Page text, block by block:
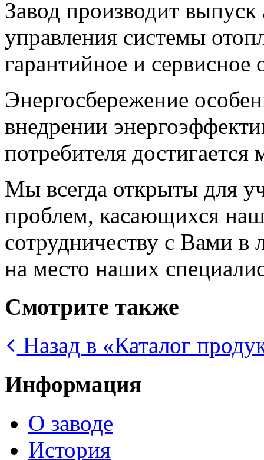
Завод производит
управления системы
гарантийное и сервисное
Энергосбережение
внедрении
потребителя
Мы всегда открыты для
проблем, касающихся
сотрудничеству с Вами
на место наших
Смотрите также
Назад в «Каталог
Информация
О заводе
История